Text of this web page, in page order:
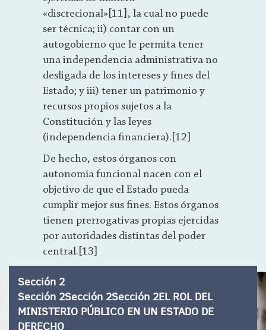
«discrecional»[11], la cual no puede
ser técnica; ii) contar con un
autogobierno que le permita tener
una independencia administrativa no
desligada de los intereses y fines del
Estado; y iii) tener un patrimonio y
recursos propios sujetos a la
Constitución y las leyes
(independencia financiera).[12]
De hecho, estos órganos con
autonomía funcional nacen con el
objetivo de que el Estado pueda
cumplir mejor sus fines. Estos órganos
tienen prerrogativas propias ejercidas
por autoridades distintas del poder
central.[13]
Sección 2
Sección 2Sección 2Sección 2EL ROL DEL
MINISTERIO PÚBLICO EN UN ESTADO DE
DERECHO